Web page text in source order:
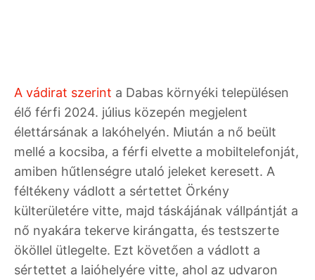
A vádirat szerint a Dabas környéki településen
élő férfi 2024. július közepén megjelent
élettársának a lakóhelyén. Miután a nő beült
mellé a kocsiba, a férfi elvette a mobiltelefonját,
amiben hűtlenségre utaló jeleket keresett. A
féltékeny vádlott a sértettet Örkény
külterületére vitte, majd táskájának vállpántját a
nő nyakára tekerve kirángatta, és testszerte
ököllel ütlegelte. Ezt követően a vádlott a
sértettet a laióhelyére vitte, ahol az udvaron